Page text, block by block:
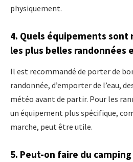
physiquement.
4. Quels équipements sont
les plus belles randonnées
Il est recommandé de porter de
randonnée, d’emporter de l’eau,
météo avant de partir. Pour les
un équipement plus spécifique,
marche, peut être utile.
5. Peut-on faire du